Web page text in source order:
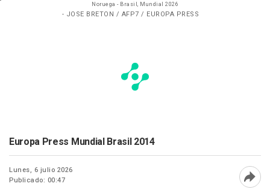
Noruega - Brasil, Mundial 2026
- JOSE BRETON / AFP7 / EUROPA PRESS
Europa Press Mundial Brasil 2014
Lunes, 6 julio 2026
Publicado: 00:47